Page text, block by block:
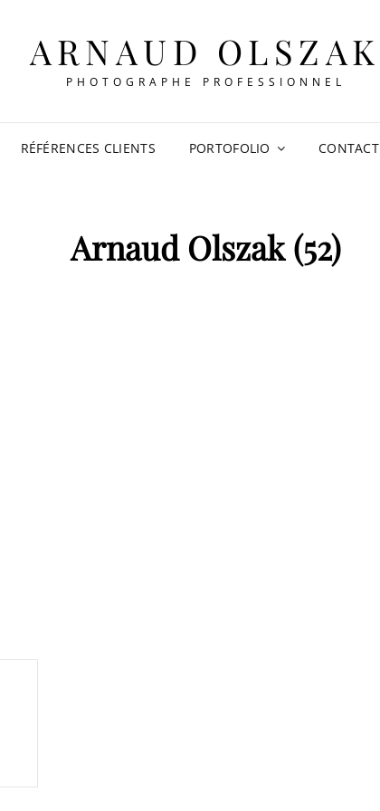
ARNAUD OLSZAK
PHOTOGRAPHE PROFESSIONNEL
RÉFÉRENCES CLIENTS PORTOFOLIO CONTACT
Arnaud Olszak (52)